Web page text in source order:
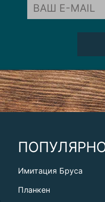
Имитация Бруса
Планкен